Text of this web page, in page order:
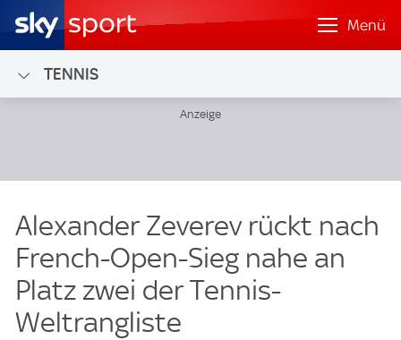
Menü
TENNIS
Alexander Zeverev rückt nach
French-Open-Sieg nahe an
Platz zwei der Tennis-
Weltrangliste